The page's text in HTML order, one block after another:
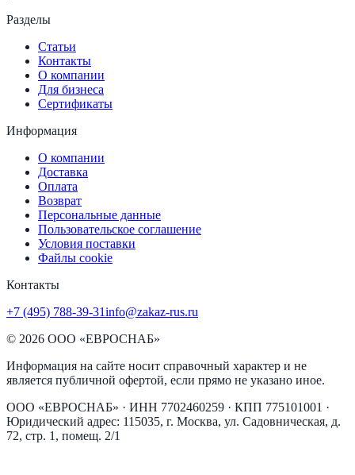
Разделы
Статьи
Контакты
О компании
Для бизнеса
Сертификаты
Информация
О компании
Доставка
Оплата
Возврат
Персональные данные
Пользовательское соглашение
Условия поставки
Файлы cookie
Контакты
+7 (495) 788-39-31info@zakaz-rus.ru
© 2026 ООО «ЕВРОСНАБ»
Информация на сайте носит справочный характер и не
является публичной офертой, если прямо не указано иное.
ООО «ЕВРОСНАБ» · ИНН 7702460259 · КПП 775101001 ·
Юридический адрес: 115035, г. Москва, ул. Садовническая, д.
72, стр. 1, помещ. 2/1